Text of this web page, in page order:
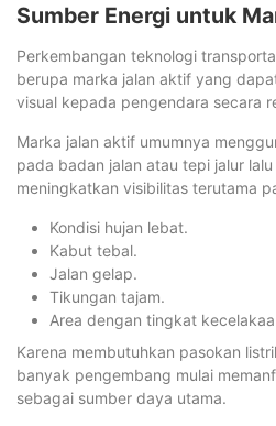
Sumber Energi untuk
Perkembangan teknologi
berupa marka jalan aktif yang
visual kepada pengendara secara
Marka jalan aktif umumnya
pada badan jalan atau tepi jalur
meningkatkan visibilitas terutama
Kondisi hujan lebat.
Kabut tebal.
Jalan gelap.
Tikungan tajam.
Area dengan tingkat
Karena membutuhkan pasokan
banyak pengembang mulai
sebagai sumber daya utama.